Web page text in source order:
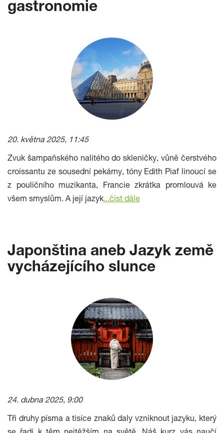
gastronomie
20. května 2025, 11:45
Zvuk šampaňského nalitého do skleničky, vůně čerstvého
croissantu ze sousední pekárny, tóny Edith Piaf linoucí se
z pouličního muzikanta, Francie zkrátka promlouvá ke
všem smyslům. A její jazyk...číst dále
Japonština aneb Jazyk země
vycházejícího slunce
24. dubna 2025, 9:00
Tři druhy písma a tisíce znaků daly vzniknout jazyku, který